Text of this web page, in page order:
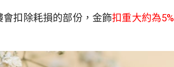
扣除耗損的部份，金飾扣重大約為5%